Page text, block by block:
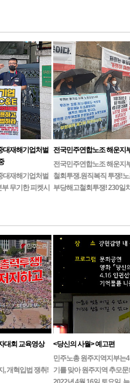
대재해기업처벌
대재해기업처벌
무기한 피켓시
전국민주연합노조 해운지
전국민주연합노조 해운지
철회투쟁.원직복직 투쟁!
부당해고철회투쟁! 230일
대회 교육영상
, 개혁입법 쟁취!
<당신의 사월> 예고편
민주노총 원주지역지부는
기를 맞아 원주지역 추모